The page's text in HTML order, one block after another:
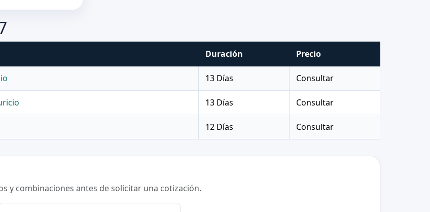
Duración Precio
13 Días Consultar
13 Días Consultar
12 Días Consultar
y combinaciones antes de solicitar una cotización.